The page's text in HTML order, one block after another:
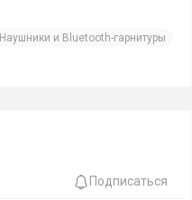
Наушники и Bluetooth-гарнитуры
Подписаться